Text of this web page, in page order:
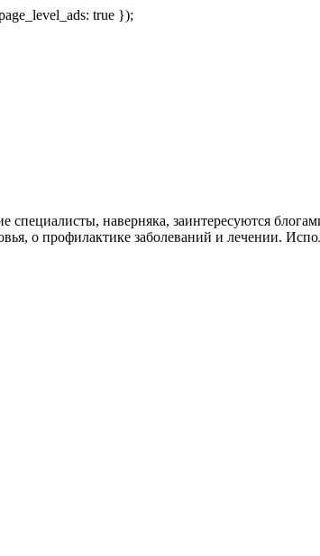
true });
наверняка, заинтересуются
о профилактике заболеваний и лечении.